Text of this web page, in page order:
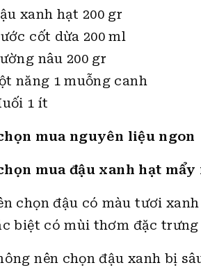
xanh hạt 200 gr
cốt dừa 200 ml
nâu 200 gr
năng 1 muỗng canh
1 ít
mua nguyên liệu ngon
mua đậu xanh hạt mẩy
chọn đậu có màu tươi
biệt có mùi thơm đặc trưng
nên chọn đậu xanh bị